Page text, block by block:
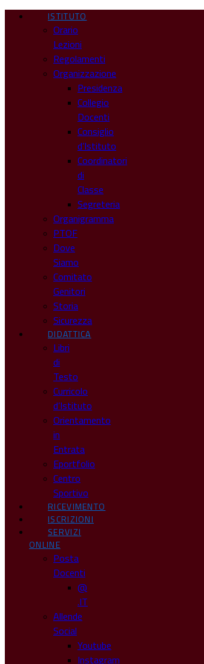
ISTITUTO
Orario
Lezioni
Regolamenti
Organizzazione
Presidenza
Collegio
Docenti
Consiglio
d’Istituto
Coordinatori
di
Classe
Segreteria
Organigramma
PTOF
Dove
Siamo
Comitato
Genitori
Storia
Sicurezza
DIDATTICA
Libri
di
Testo
Curricolo
d’Istituto
Orientamento
in
Entrata
Eportfolio
Centro
Sportivo
RICEVIMENTO
ISCRIZIONI
SERVIZI
ONLINE
Posta
Docenti
@
.IT
Allende
Social
Youtube
Instagram